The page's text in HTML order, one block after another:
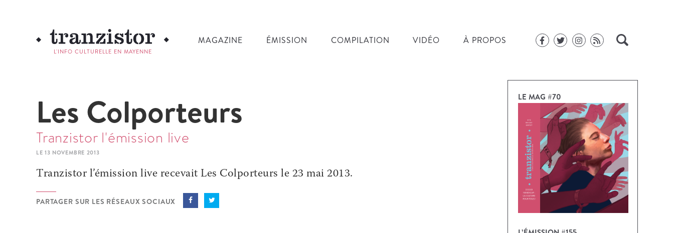
L'INFO CULTURELLE EN MAYENNE
MAGAZINE ÉMISSION COMPILATION VIDÉO À PROPOS
Les Colporteurs
Tranzistor l'émission live
LE 13 NOVEMBRE 2013
Tranzistor l’émission live recevait Les Colporteurs le 23 mai 2013.
PARTAGER SUR LES RÉSEAUX SOCIAUX
LE MAG #70